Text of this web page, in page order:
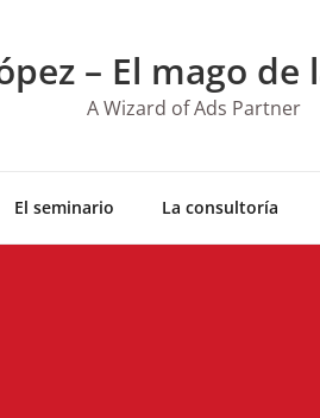
– El mago
A Wizard of Ads Partner
El seminario La consultoría